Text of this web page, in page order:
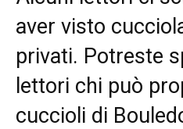
aver visto
privati. Potreste
lettori chi può
cuccioli di